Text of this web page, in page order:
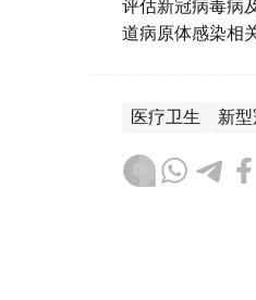
评估新冠病毒病
道病原体感染相
医疗卫生 新